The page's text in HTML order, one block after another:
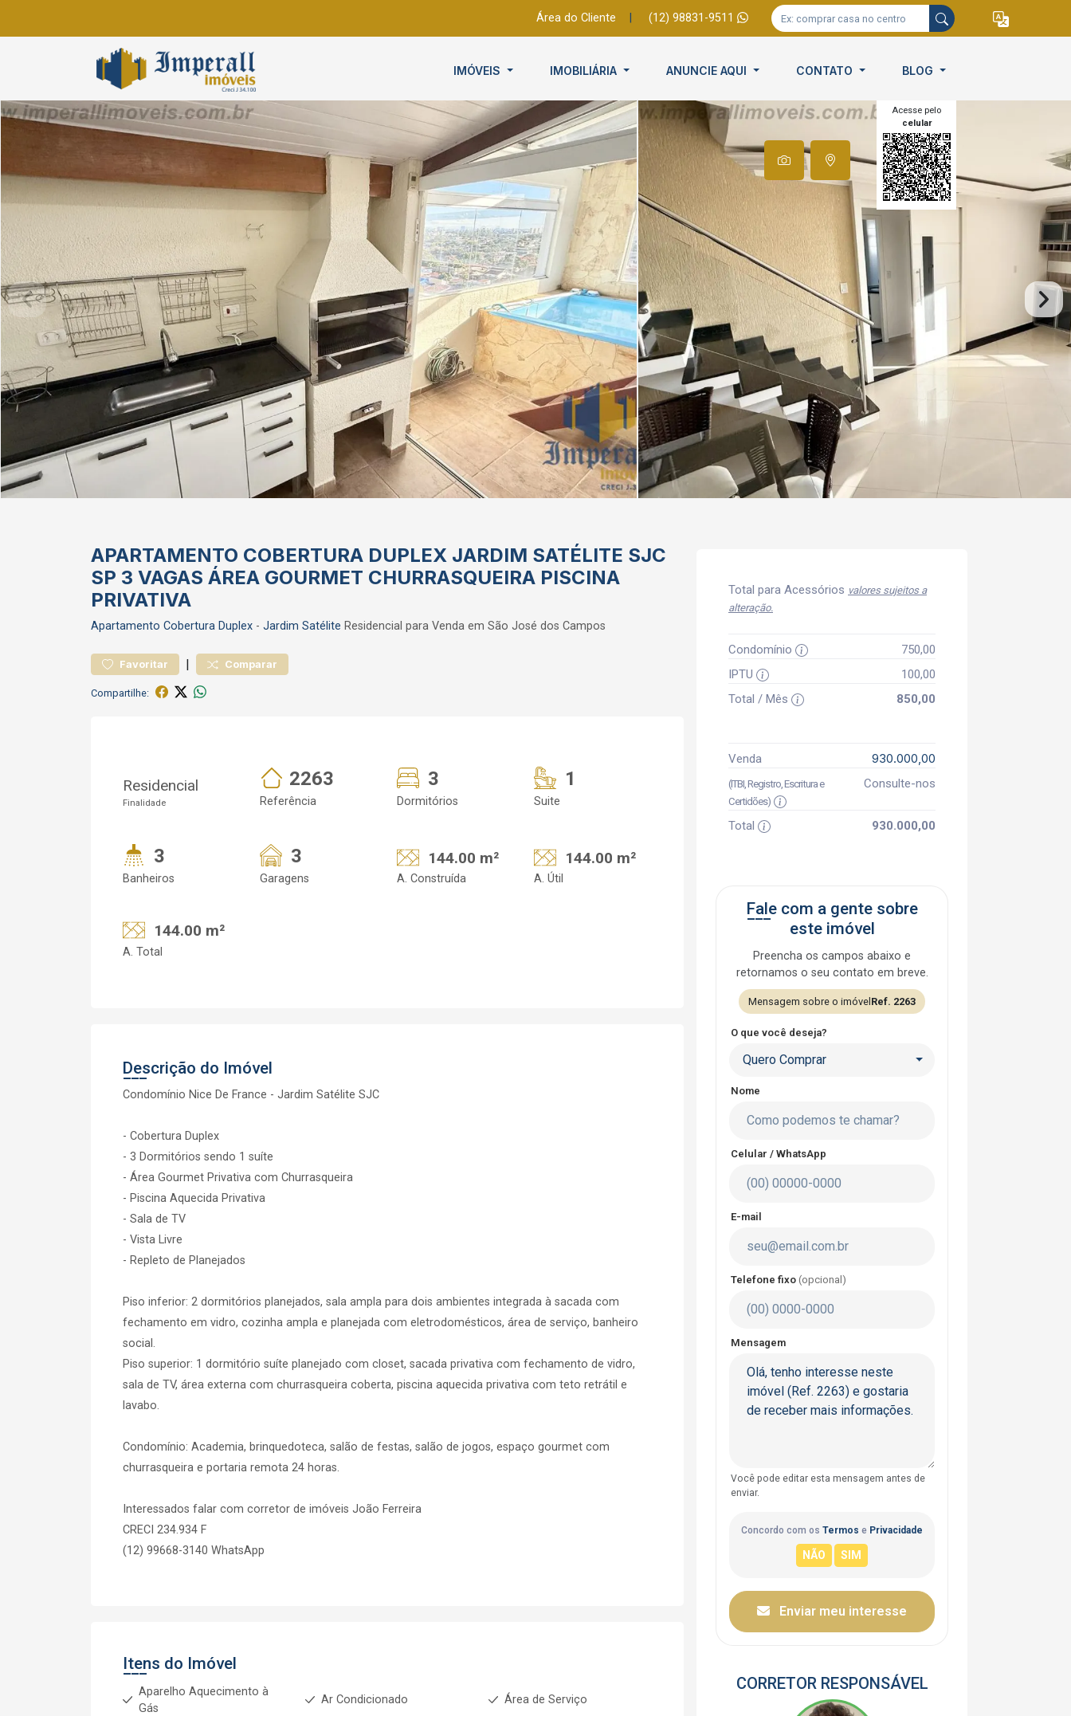
Área do Cliente (12) 98831-9511
IMÓVEIS IMOBILIÁRIA ANUNCIE AQUI CONTATO BLOG
Acesse pelo
celular
APARTAMENTO COBERTURA DUPLEX JARDIM SATÉLITE SJC
SP 3 VAGAS ÁREA GOURMET CHURRASQUEIRA PISCINA
PRIVATIVA
Apartamento Cobertura Duplex - Jardim Satélite Residencial para Venda em São José dos Campos
Favoritar | Comparar
Compartilhe:
Residencial
Finalidade
2263
Referência
3
Dormitórios
1
Suite
3
Banheiros
3
Garagens
144.00 m²
A. Construída
144.00 m²
A. Útil
144.00 m²
A. Total
Descrição do Imóvel
Condomínio Nice De France - Jardim Satélite SJC
- Cobertura Duplex
- 3 Dormitórios sendo 1 suíte
- Área Gourmet Privativa com Churrasqueira
- Piscina Aquecida Privativa
- Sala de TV
- Vista Livre
- Repleto de Planejados
Piso inferior: 2 dormitórios planejados, sala ampla para dois ambientes integrada à sacada com
fechamento em vidro, cozinha ampla e planejada com eletrodomésticos, área de serviço, banheiro
social.
Piso superior: 1 dormitório suíte planejado com closet, sacada privativa com fechamento de vidro,
sala de TV, área externa com churrasqueira coberta, piscina aquecida privativa com teto retrátil e
lavabo.
Condomínio: Academia, brinquedoteca, salão de festas, salão de jogos, espaço gourmet com
churrasqueira e portaria remota 24 horas.
Interessados falar com corretor de imóveis João Ferreira
CRECI 234.934 F
(12) 99668-3140 WhatsApp
Itens do Imóvel
Aparelho Aquecimento à
Gás
Ar Condicionado
Área de Serviço
Total para Acessórios valores sujeitos a
alteração.
Condomínio
750,00
IPTU
100,00
Total / Mês
850,00
Venda 930.000,00
(ITBI, Registro, Escritura e
Certidões)
Consulte-nos
Total 930.000,00
Fale com a gente sobre
este imóvel
Preencha os campos abaixo e
retornamos o seu contato em breve.
Mensagem sobre o imóvel Ref. 2263
O que você deseja?
Quero Comprar
Nome
Celular / WhatsApp
E-mail
Telefone fixo (opcional)
Mensagem
Você pode editar esta mensagem antes de
enviar.
Concordo com os Termos e Privacidade
Enviar meu interesse
CORRETOR RESPONSÁVEL